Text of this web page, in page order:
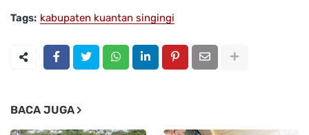
Tags: kabupaten kuantan singingi
BACA JUGA